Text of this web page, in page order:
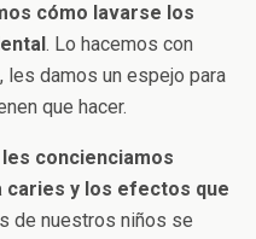
cómo lavarse los
. Lo hacemos con
damos un espejo para
que hacer.
les concienciamos
caries y los efectos que
de nuestros niños se